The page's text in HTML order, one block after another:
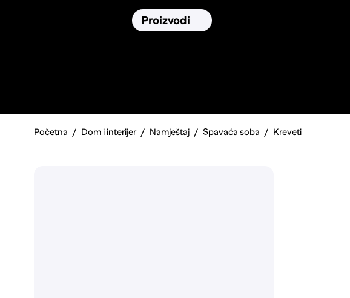
Proizvodi
Početna Dom i interijer Namještaj Spavaća soba Kreveti